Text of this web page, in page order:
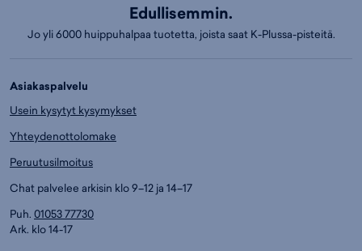
Edullisemmin.
Jo yli 6000 huippuhalpaa tuotetta, joista saat K-Plussa-pisteitä.
Asiakaspalvelu
Usein kysytyt kysymykset
Yhteydenottolomake
Peruutusilmoitus
Chat palvelee arkisin klo 9–12 ja 14–17
Puh. 01053 77730
Ark. klo 14-17